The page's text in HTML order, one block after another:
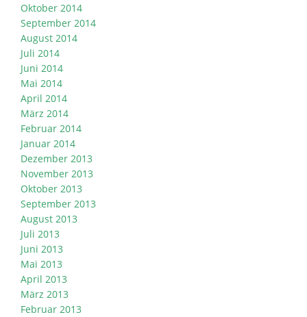
Oktober 2014
September 2014
August 2014
Juli 2014
Juni 2014
Mai 2014
April 2014
März 2014
Februar 2014
Januar 2014
Dezember 2013
November 2013
Oktober 2013
September 2013
August 2013
Juli 2013
Juni 2013
Mai 2013
April 2013
März 2013
Februar 2013